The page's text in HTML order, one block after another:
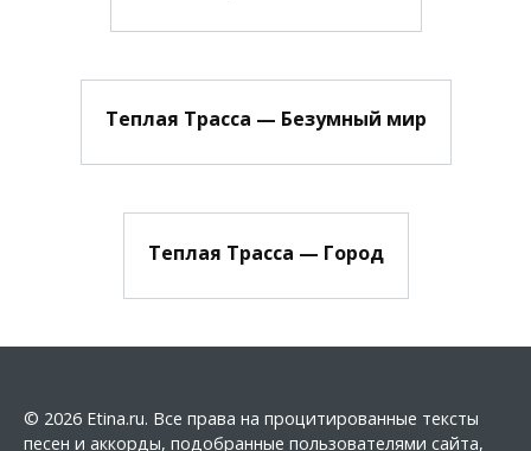
Теплая Трасса — Безумный мир
Теплая Трасса — Город
© 2026 Etina.ru. Все права на процитированные тексты
песен и аккорды, подобранные пользователями сайта,